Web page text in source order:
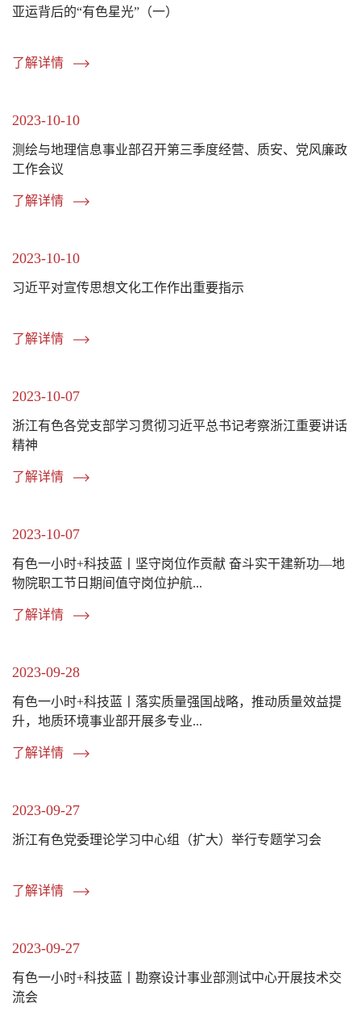
亚运背后的“有色星光”（一）
了解详情
2023-10-10
测绘与地理信息事业部召开第三季度经营、质安、党风廉政
工作会议
了解详情
2023-10-10
习近平对宣传思想文化工作作出重要指示
了解详情
2023-10-07
浙江有色各党支部学习贯彻习近平总书记考察浙江重要讲话
精神
了解详情
2023-10-07
有色一小时+科技蓝丨坚守岗位作贡献 奋斗实干建新功—地
物院职工节日期间值守岗位护航...
了解详情
2023-09-28
有色一小时+科技蓝丨落实质量强国战略，推动质量效益提
升，地质环境事业部开展多专业...
了解详情
2023-09-27
浙江有色党委理论学习中心组（扩大）举行专题学习会
了解详情
2023-09-27
有色一小时+科技蓝丨勘察设计事业部测试中心开展技术交
流会